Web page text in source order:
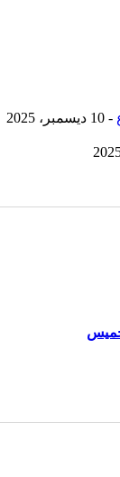
- 10 ديسمبر، 2025